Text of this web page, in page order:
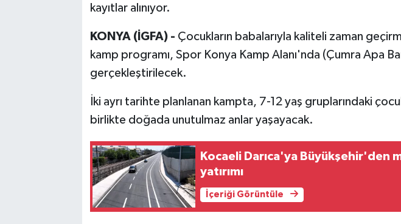
kayıtlar alınıyor.
KONYA (İGFA) - Çocukların babalarıyla kaliteli zaman
kamp programı, Spor Konya Kamp Alanı'nda (Çumra Apa
gerçekleştirilecek.
İki ayrı tarihte planlanan kampta, 7-12 yaş gruplarındaki
birlikte doğada unutulmaz anlar yaşayacak.
Kocaeli Darıca'ya Büyükşehir'den
yatırımı
İçeriği Görüntüle